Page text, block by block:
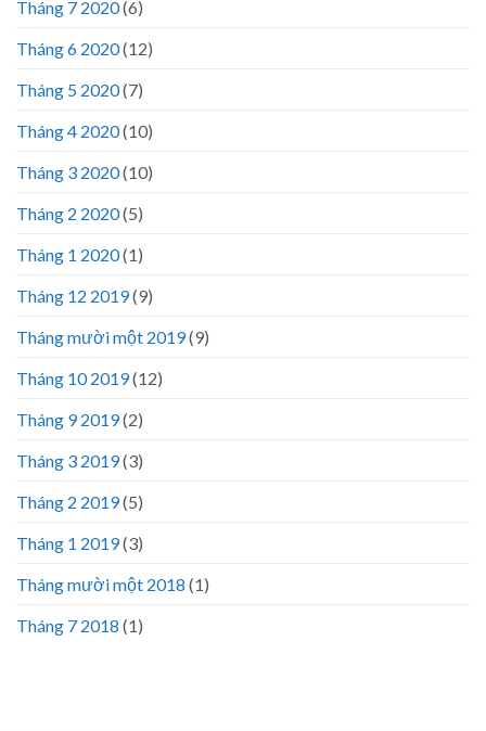
Tháng 7 2020(6)
Tháng 6 2020(12)
Tháng 5 2020(7)
Tháng 4 2020(10)
Tháng 3 2020(10)
Tháng 2 2020(5)
Tháng 1 2020(1)
Tháng 12 2019(9)
Tháng mười một 2019(9)
Tháng 10 2019(12)
Tháng 9 2019(2)
Tháng 3 2019(3)
Tháng 2 2019(5)
Tháng 1 2019(3)
Tháng mười một 2018 (1)
Tháng 7 2018 (1)